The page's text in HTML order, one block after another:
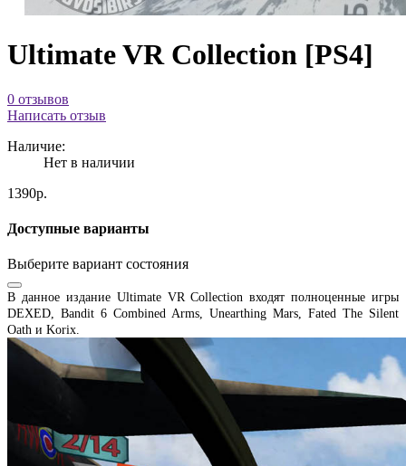
Ultimate VR Collection [PS4]
0 отзывов
Написать отзыв
Наличие:
Нет в наличии
1390р.
Доступные варианты
Выберите вариант состояния
В данное издание Ultimate VR Collection входят полноценные игры
DEXED, Bandit 6 Combined Arms, Unearthing Mars, Fated The Silent
Oath и Korix.